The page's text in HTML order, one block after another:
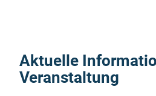
Aktuelle
Veranstaltung